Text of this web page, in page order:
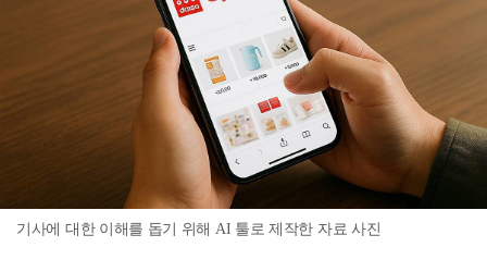
기사에 대한 이해를 돕기 위해 AI 툴로 제작한 자료 사진